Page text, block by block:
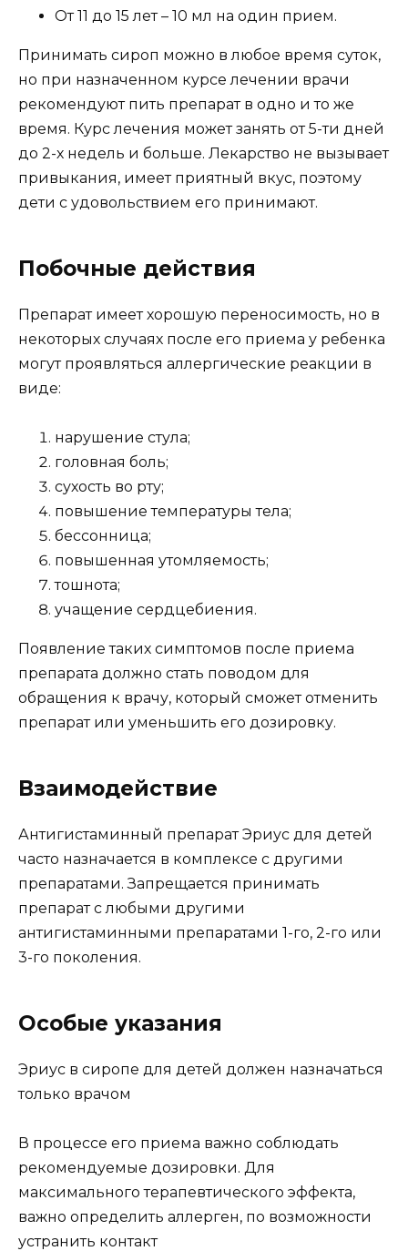
От 11 до 15 лет – 10 мл на один прием.
Принимать сироп можно в любое время суток,
но при назначенном курсе лечении врачи
рекомендуют пить препарат в одно и то же
время. Курс лечения может занять от 5-ти дней
до 2-х недель и больше. Лекарство не вызывает
привыкания, имеет приятный вкус, поэтому
дети с удовольствием его принимают.
Побочные действия
Препарат имеет хорошую переносимость, но в
некоторых случаях после его приема у ребенка
могут проявляться аллергические реакции в
виде:
нарушение стула;
головная боль;
сухость во рту;
повышение температуры тела;
бессонница;
повышенная утомляемость;
тошнота;
учащение сердцебиения.
Появление таких симптомов после приема
препарата должно стать поводом для
обращения к врачу, который сможет отменить
препарат или уменьшить его дозировку.
Взаимодействие
Антигистаминный препарат Эриус для детей
часто назначается в комплексе с другими
препаратами. Запрещается принимать
препарат с любыми другими
антигистаминными препаратами 1-го, 2-го или
3-го поколения.
Особые указания
Эриус в сиропе для детей должен назначаться
только врачом
В процессе его приема важно соблюдать
рекомендуемые дозировки. Для
максимального терапевтического эффекта,
важно определить аллерген, по возможности
устранить контакт